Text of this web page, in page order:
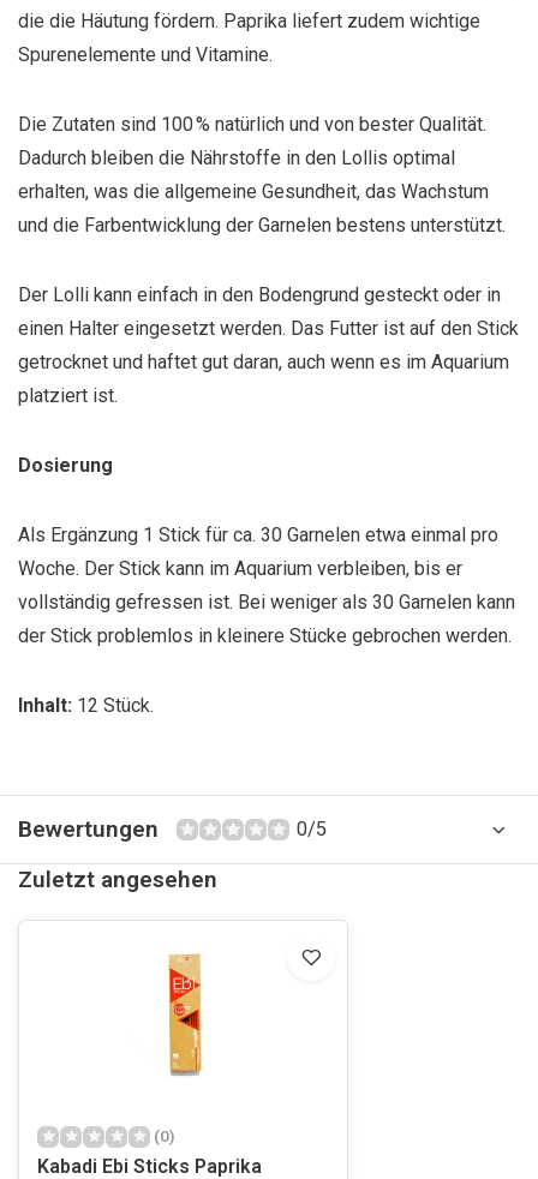
die die Häutung fördern. Paprika liefert zudem wichtige
Spurenelemente und Vitamine.
Die Zutaten sind 100 % natürlich und von bester Qualität.
Dadurch bleiben die Nährstoffe in den Lollis optimal
erhalten, was die allgemeine Gesundheit, das Wachstum
und die Farbentwicklung der Garnelen bestens unterstützt.
Der Lolli kann einfach in den Bodengrund gesteckt oder in
einen Halter eingesetzt werden. Das Futter ist auf den Stick
getrocknet und haftet gut daran, auch wenn es im Aquarium
platziert ist.
Dosierung
Als Ergänzung 1 Stick für ca. 30 Garnelen etwa einmal pro
Woche. Der Stick kann im Aquarium verbleiben, bis er
vollständig gefressen ist. Bei weniger als 30 Garnelen kann
der Stick problemlos in kleinere Stücke gebrochen werden.
Inhalt: 12 Stück.
Bewertungen 0/5
Zuletzt angesehen
(0)
Kabadi Ebi Sticks Paprika